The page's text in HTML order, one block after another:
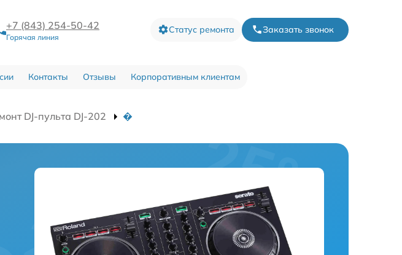
+7 (843) 254-50-42
Горячая линия
Статус ремонта Заказать звонок
Контакты Отзывы Корпоративным клиентам
DJ-пульта DJ-202 �